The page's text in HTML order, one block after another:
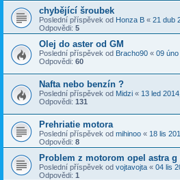
chybějící šroubek
Poslední příspěvek od Honza B « 21 dub
Odpovědi: 5
Olej do aster od GM
Poslední příspěvek od Bracho90 « 09
Odpovědi: 60
Nafta nebo benzín ?
Poslední příspěvek od Midzi « 13 led
Odpovědi: 131
Prehriatie motora
Poslední příspěvek od mihinoo « 18 lis
Odpovědi: 8
Problem z motorom opel astra g
Poslední příspěvek od vojtavojta « 04 lis
Odpovědi: 1